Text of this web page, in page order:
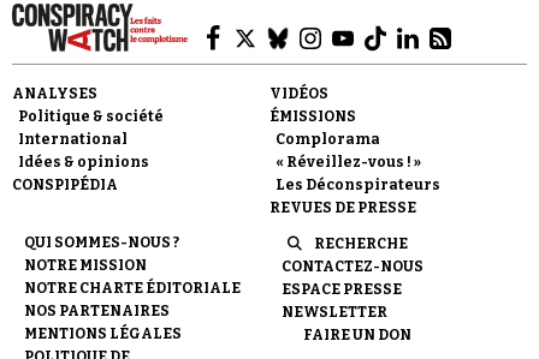
ANALYSES
Politique & société
International
Idées & opinions
CONSPIPÉDIA
VIDÉOS
ÉMISSIONS
Complorama
« Réveillez-vous ! »
Les Déconspirateurs
REVUES DE PRESSE
QUI SOMMES-NOUS ?
NOTRE MISSION
NOTRE CHARTE ÉDITORIALE
NOS PARTENAIRES
MENTIONS LÉGALES
RECHERCHE
CONTACTEZ-NOUS
ESPACE PRESSE
NEWSLETTER
FAIRE UN DON